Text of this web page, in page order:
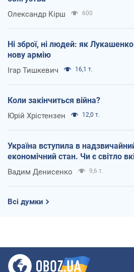
Олександр Кірш 600
Ні зброї, ні людей: як
нову армію
Ігар Тишкевич 16,1 т.
Коли закінчиться війна?
Юрій Хрістензен 12,0 т.
Україна вступила в
економічний стан. Чи є світло
Вадим Денисенко 9,6 т.
Всі думки